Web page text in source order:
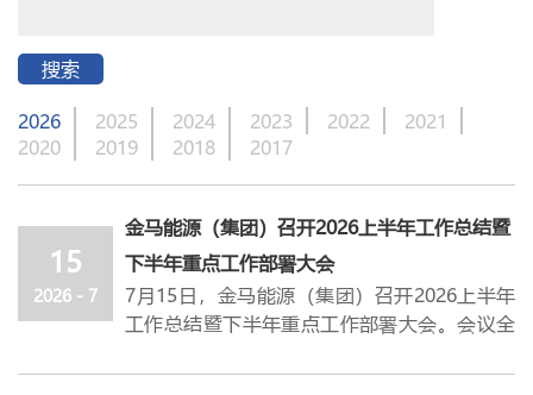
搜索
2026 2025 2024 2023 2022
2021
2020
2019 2018 2017
15
2026 - 7
金马能源（集团）召开2026上半年工作总结暨
下半年重点工作部署大会
7月15日， 金马能源（集团） 召开2026上半年
工作总结暨下半年重点工作部署大会。会议全
析下半年面临的行业形势与重点任务，并统筹